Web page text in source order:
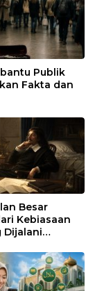
Publik
Fakta dan
Besar
Kebiasaan
Dijalani